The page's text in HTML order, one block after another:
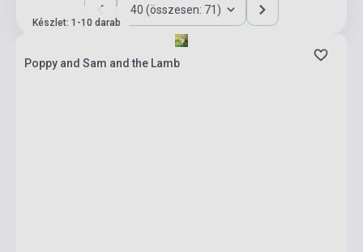
40 (összesen: 71)
Készlet: 1-10 darab
Poppy and Sam and the Lamb